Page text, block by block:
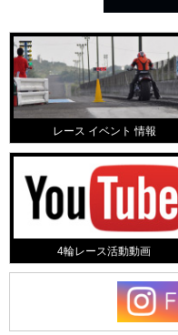
レース イベント 情報
4輪レース活動動画